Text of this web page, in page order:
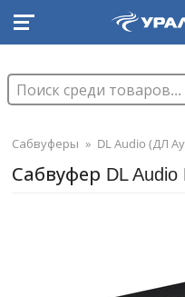
Сабвуферы » DL Audio (ДЛ
Сабвуфер DL Audio